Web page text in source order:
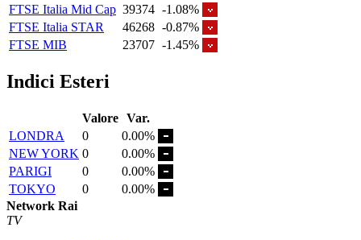
FTSE Italia Mid Cap 39374 -1.08%
FTSE Italia STAR
46268 -0.87%
FTSE MIB
23707 -1.45%
Indici Esteri
Valore Var.
LONDRA
0
0.00%
NEW YORK 0
0.00%
PARIGI
0
0.00%
TOKYO
0
0.00%
Network Rai
TV